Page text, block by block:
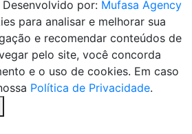
Desenvolvido por: Mufasa Agency
para analisar e melhorar sua
e recomendar conteúdos de
pelo site, você concorda
e o uso de cookies. Em caso
Política de Privacidade.